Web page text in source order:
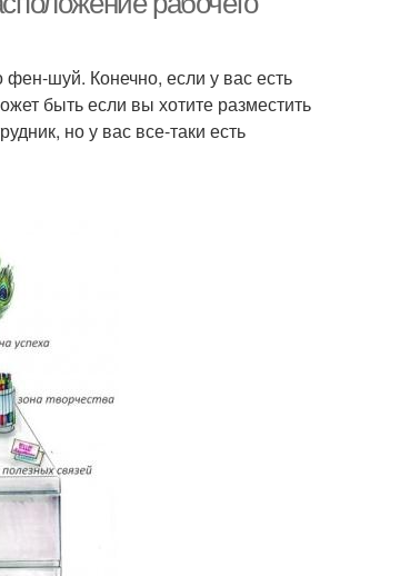
шуй. Конечно, если у вас есть
быть если вы хотите разместить
но у вас все-таки есть